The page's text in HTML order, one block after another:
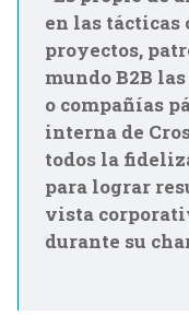
en las tácticas
proyectos,
mundo B2B
o compañías
interna de
todos la
para lograr
vista
durante su